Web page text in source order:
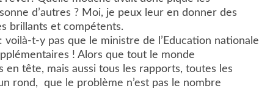
d’autres ? Moi, je peux leur en donner des
brillants et compétents.
voilà-t-y pas que le ministre de l’Education nationale
! Alors que tout le monde
en tête, mais aussi tous les rapports, toutes les
rond, que le problème n’est pas le nombre